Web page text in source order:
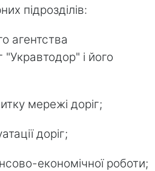
підрозділів:
агентства
"Укравтодор" і його
мережі доріг;
доріг;
економічної роботи;